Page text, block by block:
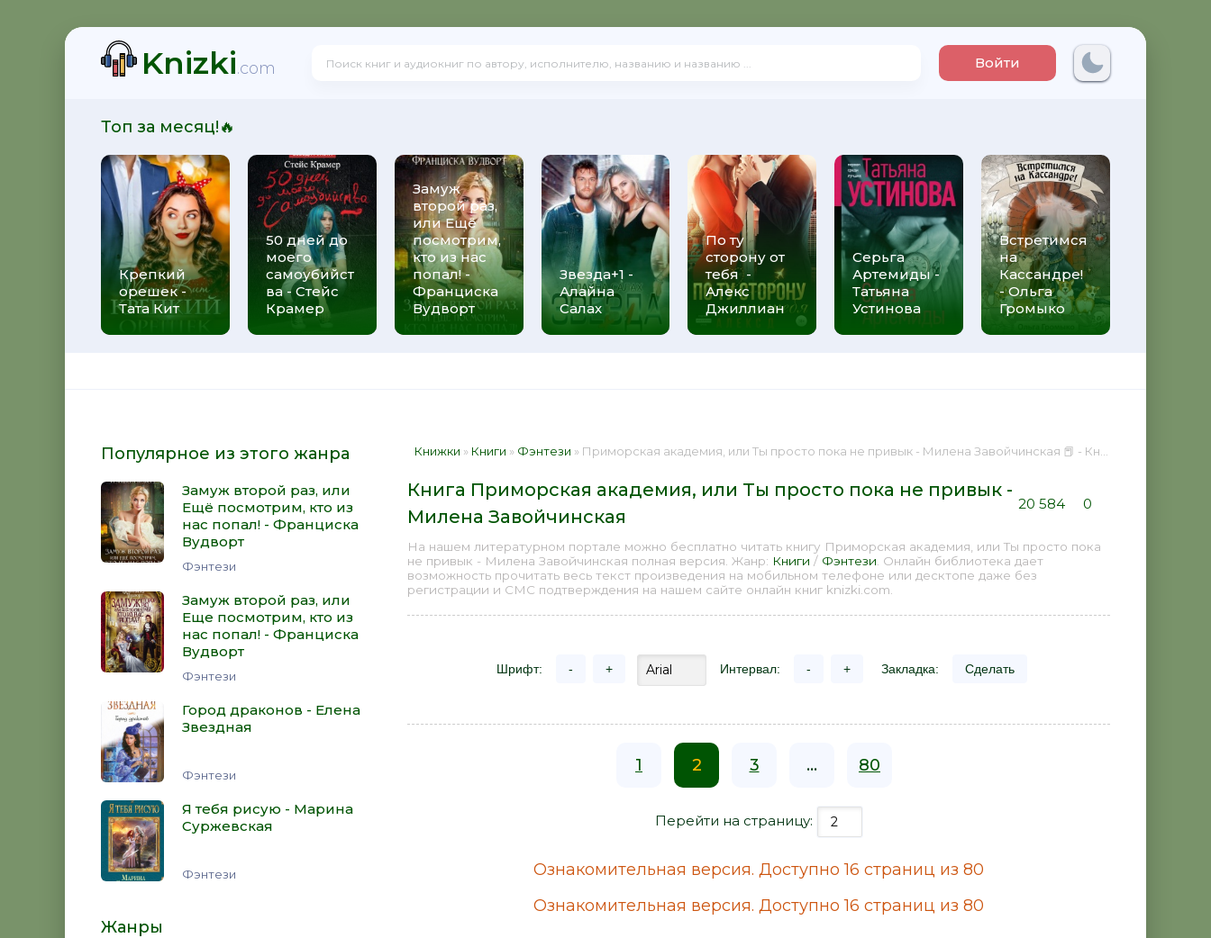
Knizki.com Войти
Топ за месяц!🔥
Крепкий
орешек -
Тата Кит
50 дней до
моего
самоубийст
ва - Стейс
Крамер
Замуж
второй раз,
или Ещё
посмотрим,
кто из нас
попал! -
Франциска
Вудворт
Звезда+1 -
Алайна
Салах
По ту
сторону от
тебя -
Алекс
Джиллиан
Серьга
Артемиды -
Татьяна
Устинова
Встретимся
на
Кассандре!
- Ольга
Громыко
Популярное из этого жанра
Замуж второй раз, или
Ещё посмотрим, кто из
нас попал! - Франциска
Вудворт
Фэнтези
Замуж второй раз, или
Еще посмотрим, кто из
нас попал! - Франциска
Вудворт
Фэнтези
Город драконов - Елена
Звездная
Фэнтези
Я тебя рисую - Марина
Суржевская
Фэнтези
Жанры
Книжки » Книги » Фэнтези » Приморская академия, или Ты просто пока не привык - Милена Завойчинская 📕 - Книга онлайн бесплатно
Книга Приморская академия, или Ты просто пока не привык -
Милена Завойчинская
20 584 0
На нашем литературном портале можно бесплатно читать книгу Приморская академия, или Ты просто пока
не привык - Милена Завойчинская полная версия. Жанр: Книги / Фэнтези . Онлайн библиотека дает
возможность прочитать весь текст произведения на мобильном телефоне или десктопе даже без
регистрации и СМС подтверждения на нашем сайте онлайн книг knizki.com.
Шрифт: - + Интервал: - + Закладка: Сделать
1 2 3 ... 80
Перейти на страницу:
Ознакомительная версия. Доступно 16 страниц из 80
Ознакомительная версия. Доступно 16 страниц из 80
посмотрим, кто из нас попал! - Франциска Вудворт
посмотрим, кто из нас попал! - Франциска Вудворт